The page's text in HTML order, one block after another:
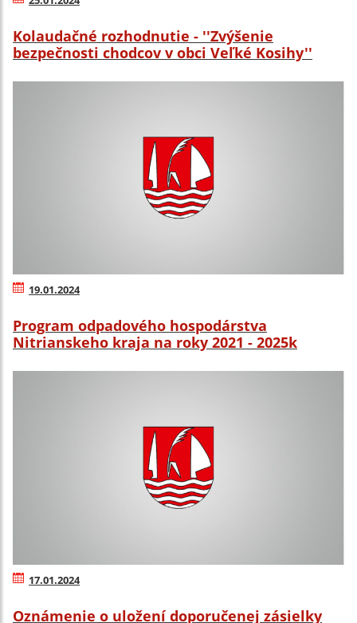
Kolaudačné rozhodnutie - ''Zvýšenie
bezpečnosti chodcov v obci Veľké Kosihy''
19.01.2024
Program odpadového hospodárstva
Nitrianskeho kraja na roky 2021 - 2025k
17.01.2024
Oznámenie o uložení doporučenej zásielky